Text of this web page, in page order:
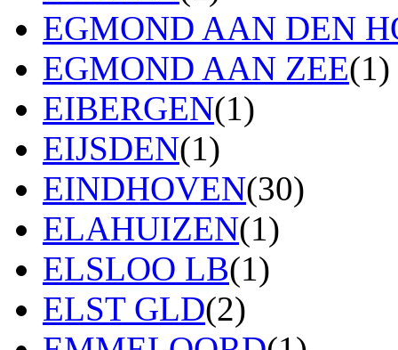
EGMOND AAN DEN
EGMOND AAN ZEE(1)
EIBERGEN(1)
EIJSDEN(1)
EINDHOVEN(30)
ELAHUIZEN(1)
ELSLOO LB(1)
ELST GLD(2)